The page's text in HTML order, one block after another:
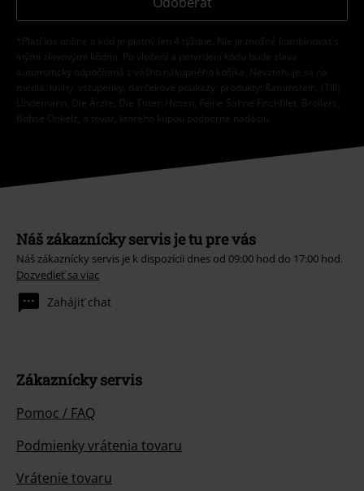
*Platí iba online a kód je platný len 4 týždne. Nie je možné kombinovať s
inými zľavovými kódmi. Po vložení a potvrdení kódu bude zľava
automaticky odpočítaná z vášho nákupného košíka. Nevzťahuje sa na
médiá, knihy, vstupenky, darčekové poukazy, produkty: Rammstein, (Till)
Lindemann, Die Ärzte, Die Toten Hosen, Feine Sahne Fischfilet, Broilers,
Böhse Onkelz, a tovar, ktorého kúpou podporíte nadáciu.
Náš zákaznícky servis je tu pre vás
Náš zákaznícky servis je k dispozícii dnes od 09:00 hod do 17:00 hod.
Dozvedieť sa viac
Zahájiť chat
Zákaznícky servis
Pomoc / FAQ
Podmienky vrátenia tovaru
Vrátenie tovaru